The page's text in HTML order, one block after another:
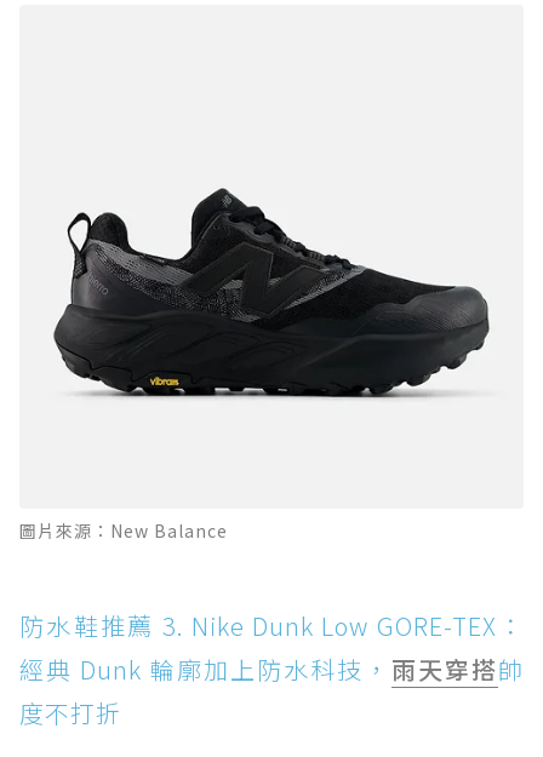
圖片來源：New Balance
防水鞋推薦 3. Nike Dunk Low GORE-TEX：
經典 Dunk 輪廓加上防水科技， 雨天穿搭帥
度不打折